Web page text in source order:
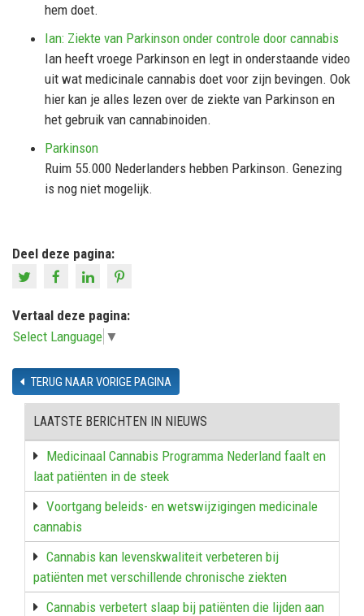
hem doet.
Ian: Ziekte van Parkinson onder controle door cannabis
Ian heeft vroege Parkinson en legt in onderstaande video
uit wat medicinale cannabis doet voor zijn bevingen. Ook
hier kan je alles lezen over de ziekte van Parkinson en
het gebruik van cannabinoiden.
Parkinson
Ruim 55.000 Nederlanders hebben Parkinson. Genezing
is nog niet mogelijk.
Deel deze pagina:
Vertaal deze pagina:
Select Language ▼
TERUG NAAR VORIGE PAGINA
LAATSTE BERICHTEN IN NIEUWS
Medicinaal Cannabis Programma Nederland faalt en
laat patiënten in de steek
Voortgang beleids- en wetswijzigingen medicinale
cannabis
Cannabis kan levenskwaliteit verbeteren bij
patiënten met verschillende chronische ziekten
Cannabis verbetert slaap bij patiënten die lijden aan